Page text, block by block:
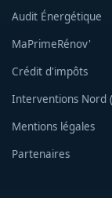
Audit Énergétique
MaPrimeRénov'
Crédit d'impôts
Interventions Nord
Mentions légales
Partenaires